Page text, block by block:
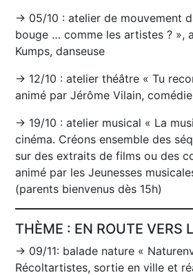
→ 05/10 : atelier de mouvement
bouge … comme les artistes ? »,
Kumps, danseuse
→ 12/10 : atelier théâtre « Tu
animé par Jérôme Vilain,
→ 19/10 : atelier musical « La
cinéma. Créons ensemble des
sur des extraits de films ou des
animé par les Jeunesses
(parents bienvenus dès 15h)
THÈME : EN ROUTE VERS
→ 09/11: balade nature «
Récoltartistes, sortie en ville et